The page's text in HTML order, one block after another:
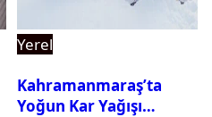
Yerel
Kahramanmaraş’ta
Yoğun Kar Yağışı